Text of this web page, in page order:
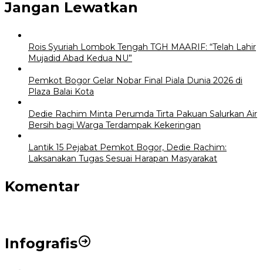
Jangan Lewatkan
Rois Syuriah Lombok Tengah TGH MAARIF: “Telah Lahir
Mujadid Abad Kedua NU”
Pemkot Bogor Gelar Nobar Final Piala Dunia 2026 di
Plaza Balai Kota
Dedie Rachim Minta Perumda Tirta Pakuan Salurkan Air
Bersih bagi Warga Terdampak Kekeringan
Lantik 15 Pejabat Pemkot Bogor, Dedie Rachim:
Laksanakan Tugas Sesuai Harapan Masyarakat
Komentar
Infografis